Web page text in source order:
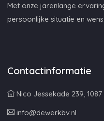
Met onze jarenlange
persoonlijke situatie en
Contactinformatie
Nico Jessekade 239,
info@dewerkbv.nl